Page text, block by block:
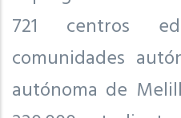
721 centros
comunidades
autónoma de